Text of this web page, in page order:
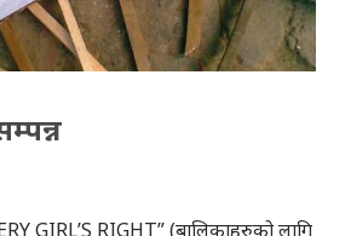
GIRL’S RIGHT” (बालिकाहरुको लागि